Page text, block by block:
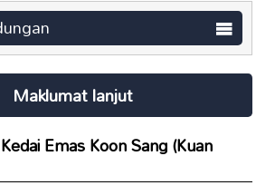
Maklumat lanjut
Kedai Emas Koon Sang (Kuan